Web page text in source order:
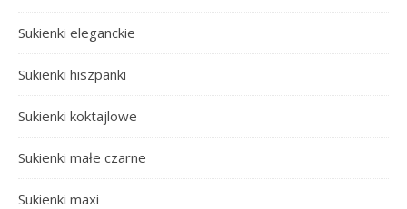
Sukienki eleganckie
Sukienki hiszpanki
Sukienki koktajlowe
Sukienki małe czarne
Sukienki maxi